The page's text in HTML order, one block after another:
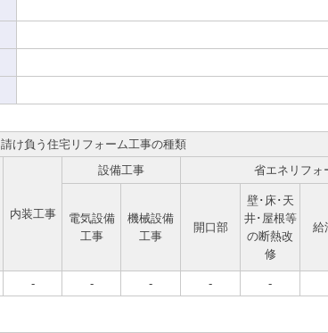
請け負う住宅リフォーム工事の種類
内装工事
設備工事
省エネリフォ
電気設備
工事
機械設備
工事
開口部
壁･床･天
井･屋根等
の断熱改
修
給
- - - - -